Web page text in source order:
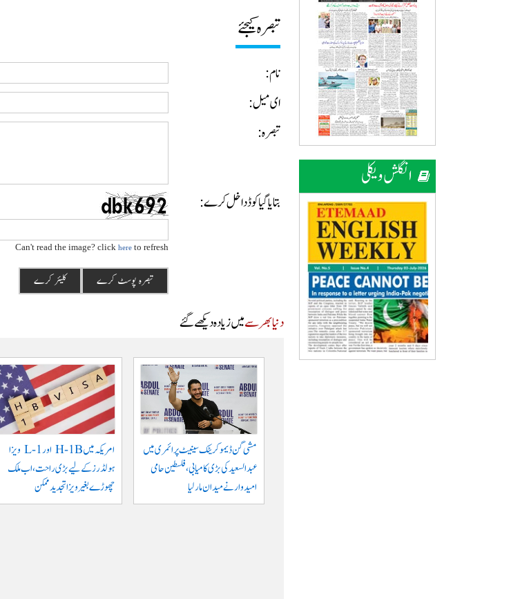
انگلش ویکلی
تبصرہ کیجئے
نام:
ای میل:
تبصرہ:
بتایا گیا کوڈ داخل کرے:
Can't read the image? click hereto refresh
دنیا بھر سےمیں زیادہ دیکھے گئے
مشی گن ڈیموکریٹک سینیٹ پرائمری میں
عبدالسعید کی بڑی کامیابی، فلسطین حامی
امیدوار نے میدان مار لیا
امریکہ میں H-1B اور L-1 ویزا
ہولڈرز کے لیے بڑی راحت، اب ملک
چھوڑے بغیر ویزا تجدید ممکن